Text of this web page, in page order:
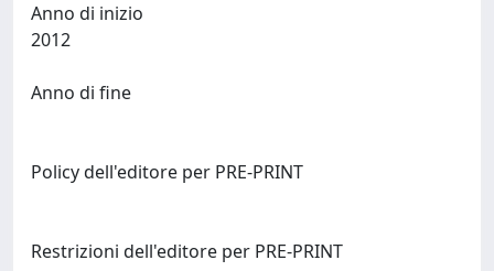
Anno di inizio
Anno di fine
Policy dell'editore per PRE-PRINT
Restrizioni dell'editore per PRE-PRINT